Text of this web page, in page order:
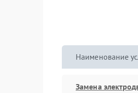
Наименование
Замена